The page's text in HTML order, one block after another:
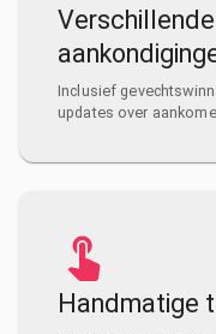
Inclusief
updates over
Handmatige